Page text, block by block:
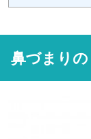
鼻づまりの